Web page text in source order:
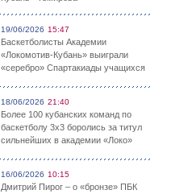
19/06/2026 15:47
Баскетболисты Академии
«Локомотив-Кубань» выиграли
«серебро» Спартакиады учащихся
18/06/2026 21:40
Более 100 кубанских команд по
баскетболу 3х3 боролись за титул
сильнейших в академии «Локо»
16/06/2026 10:15
Дмитрий Пирог – о «бронзе» ПБК